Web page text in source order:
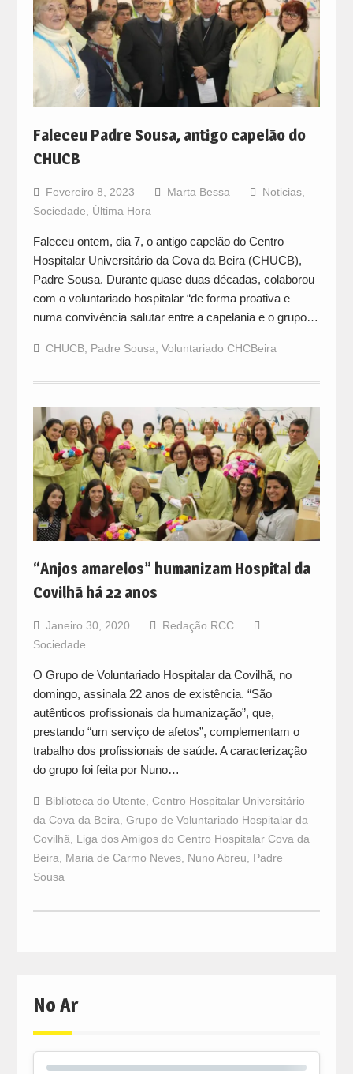
Faleceu Padre Sousa, antigo capelão do
CHUCB
Fevereiro 8, 2023 Marta Bessa Noticias,
Sociedade
Última Hora
Faleceu ontem, dia 7, o antigo capelão do Centro
Hospitalar Universitário da Cova da Beira (CHUCB),
Padre Sousa. Durante quase duas décadas, colaborou
com o voluntariado hospitalar “de forma proativa e
numa convivência salutar entre a capelania e o grupo…
CHUCB, Padre Sousa Voluntariado CHCBeira
“Anjos amarelos” humanizam Hospital da
Covilhã há 22 anos
Janeiro 30, 2020
Redação RCC
Sociedade
O Grupo de Voluntariado Hospitalar da Covilhã, no
domingo, assinala 22 anos de existência. “São
autênticos profissionais da humanização”, que,
prestando “um serviço de afetos”, complementam o
trabalho dos profissionais de saúde. A caracterização
do grupo foi feita por Nuno…
Biblioteca do Utente, Centro Hospitalar Universitário
da Cova da Beira, Grupo de Voluntariado Hospitalar da
Covilhã, Liga dos Amigos do Centro Hospitalar Cova da
Beira, Maria de Carmo Neves, Nuno Abreu, Padre
Sousa
No Ar